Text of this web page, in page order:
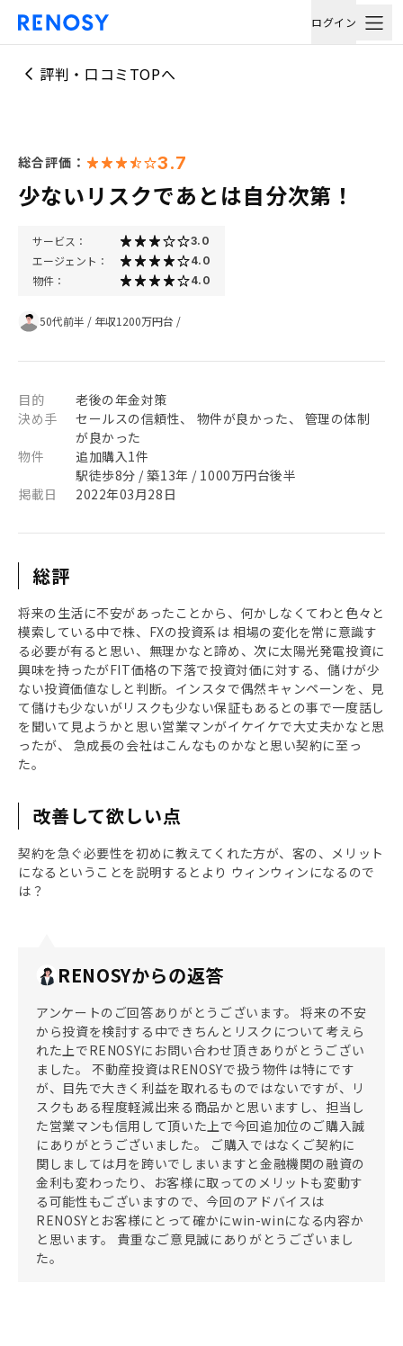
ログイン
評判・口コミTOPへ
総合評価： 3.7
少ないリスクであとは自分次第！
サービス： 3.0
エージェント： 4.0
物件： 4.0
50代前半 / 年収1200万円台 /
目的
老後の年金対策
決め手
セールスの信頼性、 物件が良かった、 管理の体制
が良かった
物件
追加購入1件
駅徒歩8分 / 築13年 / 1000万円台後半
掲載日
2022年03月28日
総評
将来の生活に不安があったことから、何かしなくてわと色々と
模索している中で株、FXの投資系は 相場の変化を常に意識す
る必要が有ると思い、無理かなと諦め、次に太陽光発電投資に
興味を持ったがFIT価格の下落で投資対価に対する、儲けが少
ない投資価値なしと判断。インスタで偶然キャンペーンを、見
て儲けも少ないがリスクも少ない保証もあるとの事で一度話し
を聞いて見ようかと思い営業マンがイケイケで大丈夫かなと思
ったが、 急成長の会社はこんなものかなと思い契約に至っ
た。
改善して欲しい点
契約を急ぐ必要性を初めに教えてくれた方が、客の、メリット
になるということを説明するとより ウィンウィンになるので
は？
RENOSYからの返答
アンケートのご回答ありがとうございます。 将来の不安
から投資を検討する中できちんとリスクについて考えら
れた上でRENOSYにお問い合わせ頂きありがとうござい
ました。 不動産投資はRENOSYで扱う物件は特にです
が、目先で大きく利益を取れるものではないですが、リ
スクもある程度軽減出来る商品かと思いますし、担当し
た営業マンも信用して頂いた上で今回追加位のご購入誠
にありがとうございました。 ご購入ではなくご契約に
関しましては月を跨いでしまいますと金融機関の融資の
金利も変わったり、お客様に取ってのメリットも変動す
る可能性もございますので、今回のアドバイスは
RENOSYとお客様にとって確かにwin-winになる内容か
と思います。 貴重なご意見誠にありがとうございまし
た。